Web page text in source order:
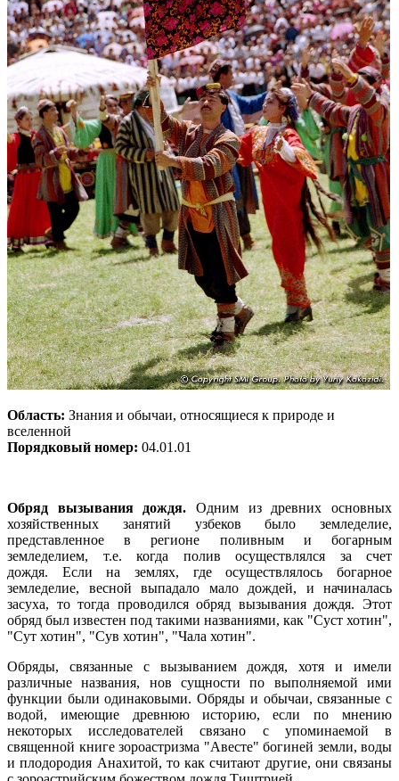
Область: Знания и обычаи, относящиеся к природе и
вселенной
Порядковый номер: 04.01.01
Обряд вызывания дождя. Одним из древних основных
хозяйственных занятий узбеков было земледелие,
представленное в регионе поливным и богарным
земледелием, т.е. когда полив осуществлялся за счет
дождя. Если на землях, где осуществлялось богарное
земледелие, весной выпадало мало дождей, и начиналась
засуха, то тогда проводился обряд вызывания дождя. Этот
обряд был известен под такими названиями, как "Суст хотин",
"Сут хотин", "Сув хотин", "Чала хотин".
Обряды, связанные с вызыванием дождя, хотя и имели
различные названия, нов сущности по выполняемой ими
функции были одинаковыми. Обряды и обычаи, связанные с
водой, имеющие древнюю историю, если по мнению
некоторых исследователей связано с упоминаемой в
священной книге зороастризма "Авесте" богиней земли, воды
и плодородия Анахитой, то как считают другие, они связаны